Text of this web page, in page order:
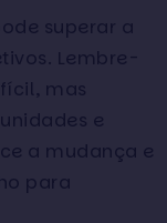
superar a
Lembre-
mas
e
a mudança e
para